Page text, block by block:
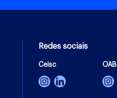
Redes sociais
Ceisc OAB